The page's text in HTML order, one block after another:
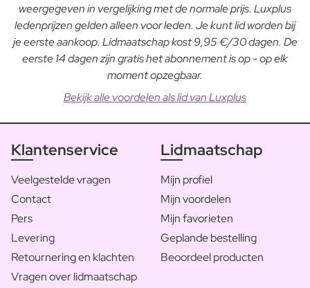
weergegeven in vergelijking met de normale prijs. Luxplus
ledenprijzen gelden alleen voor leden. Je kunt lid worden bij
je eerste aankoop. Lidmaatschap kost 9,95 €/30 dagen. De
eerste 14 dagen zijn gratis het abonnement is op - op elk
moment opzegbaar.
Bekijk alle voordelen als lid van Luxplus
Klantenservice
Veelgestelde vragen
Contact
Pers
Levering
Retournering en klachten
Vragen over lidmaatschap
Lidmaatschap
Mijn profiel
Mijn voordelen
Mijn favorieten
Geplande bestelling
Beoordeel producten